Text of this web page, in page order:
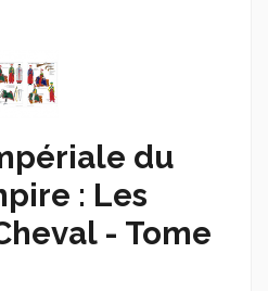
du
: Les
- Tome